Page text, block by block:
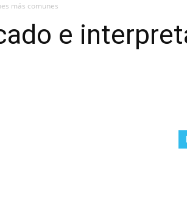
más comunes
e